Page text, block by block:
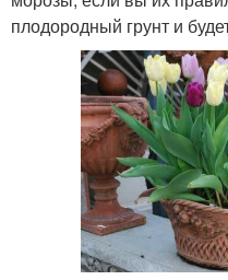
плодородный грунт и